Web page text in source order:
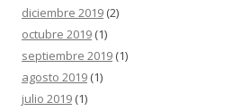
diciembre 2019 (2)
octubre 2019 (1)
septiembre 2019 (1)
agosto 2019 (1)
julio 2019 (1)